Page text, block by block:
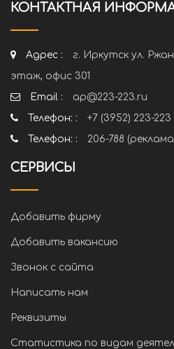
КОНТАКТНАЯ
Адрес :
г. Иркутск ул.
этаж, офис 301
Email :
ap@223-223.ru
Телефон: :
+7 (3952) 223-
Телефон: :
206-788
СЕРВИСЫ
Добавить фирму
Добавить вакансию
Звонок с сайта
Написать нам
Реквизиты
Статистика по видам